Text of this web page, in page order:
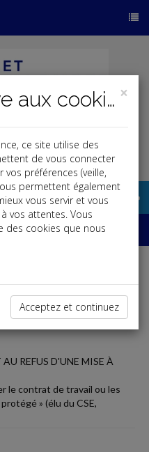
REFUS D'UNE MISE À
le contrat de travail ou les
» (élu du CSE,
×
Politique relative aux cookies
ce site utilise des
de vous connecter
préférences (veille,
permettent également
vous servir et vous
vos attentes. Vous
des cookies que nous
Acceptez et continuez